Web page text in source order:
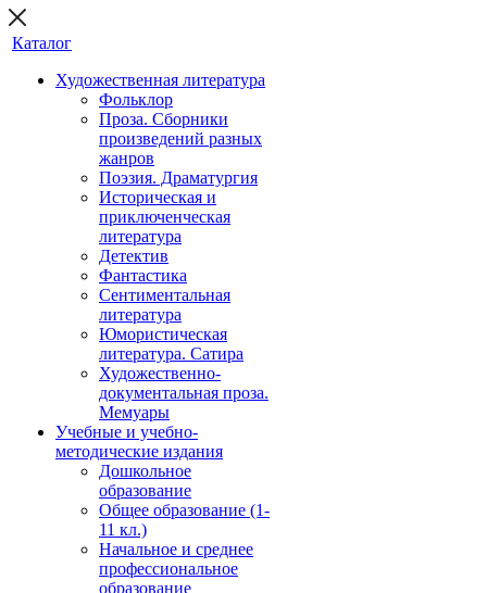
Каталог
Художественная литература
Фольклор
Проза. Сборники
произведений разных
жанров
Поэзия. Драматургия
Историческая и
приключенческая
литература
Детектив
Фантастика
Сентиментальная
литература
Юмористическая
литература. Сатира
Художественно-
документальная проза.
Мемуары
Учебные и учебно-
методические издания
Дошкольное
образование
Общее образование (1-
11 кл.)
Начальное и среднее
профессиональное
образование